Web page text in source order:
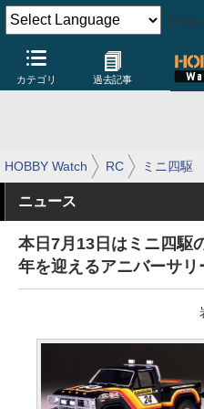
カテゴリ 過去記事
HOBBY Watch RC ミニ四駆
ニュース
本日7月13日はミニ四駆
年を迎えるアニバーサリ